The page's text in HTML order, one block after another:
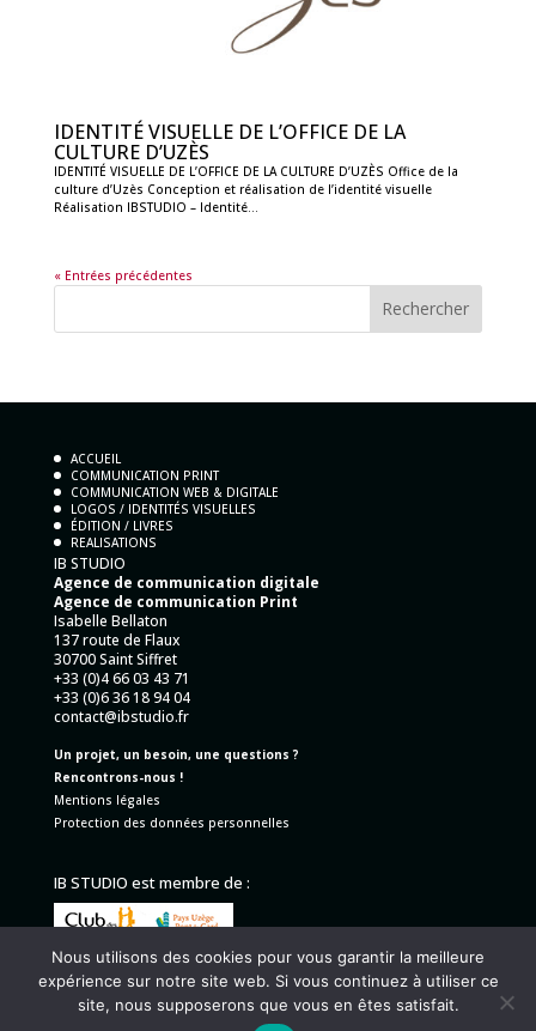
IDENTITÉ VISUELLE DE L’OFFICE DE LA
CULTURE D’UZÈS
IDENTITÉ VISUELLE DE L’OFFICE DE LA CULTURE D’UZÈS Office de la
culture d’Uzès Conception et réalisation de l’identité visuelle
Réalisation IBSTUDIO – Identité...
« Entrées précédentes
ACCUEIL
COMMUNICATION PRINT
COMMUNICATION WEB & DIGITALE
LOGOS / IDENTITÉS VISUELLES
ÉDITION / LIVRES
REALISATIONS
IB STUDIO
Agence de communication digitale
Agence de communication Print
Isabelle Bellaton
137 route de Flaux
30700 Saint Siffret
+33 (0)4 66 03 43 71
+33 (0)6 36 18 94 04
contact@ibstudio.fr
Un projet, un besoin, une questions ?
Rencontrons-nous !
Mentions légales
Protection des données personnelles
IB STUDIO est membre de :
Nous utilisons des cookies pour vous garantir la meilleure
expérience sur notre site web. Si vous continuez à utiliser ce
site, nous supposerons que vous en êtes satisfait.